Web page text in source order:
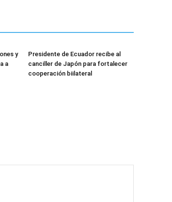
y
a
Presidente de Ecuador recibe al
canciller de Japón para fortalecer
cooperación biilateral